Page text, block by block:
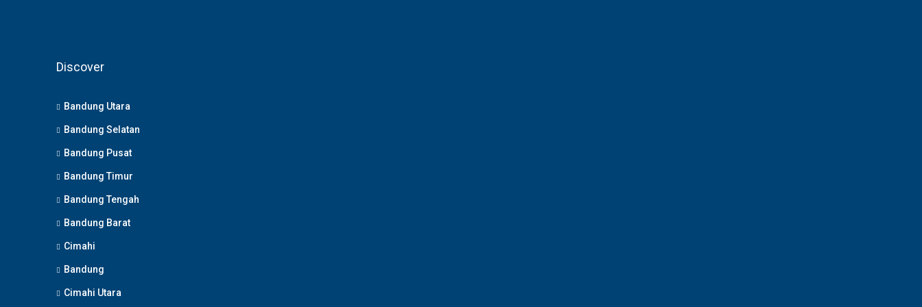
Discover
Bandung Utara
Bandung Selatan
Bandung Pusat
Bandung Timur
Bandung Tengah
Bandung Barat
Cimahi
Bandung
Cimahi Utara